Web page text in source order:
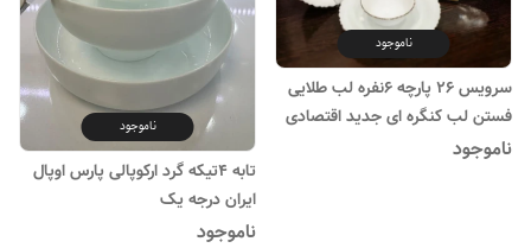
ناموجود
سرویس ۲۶ پارچه ۶نفره لب طلایی
فستن لب کنگره ای جدید اقتصادی
ناموجود
ناموجود
تابه ۴تیکه گرد ارکوپالی پارس اوپال
ایران درجه یک
ناموجود